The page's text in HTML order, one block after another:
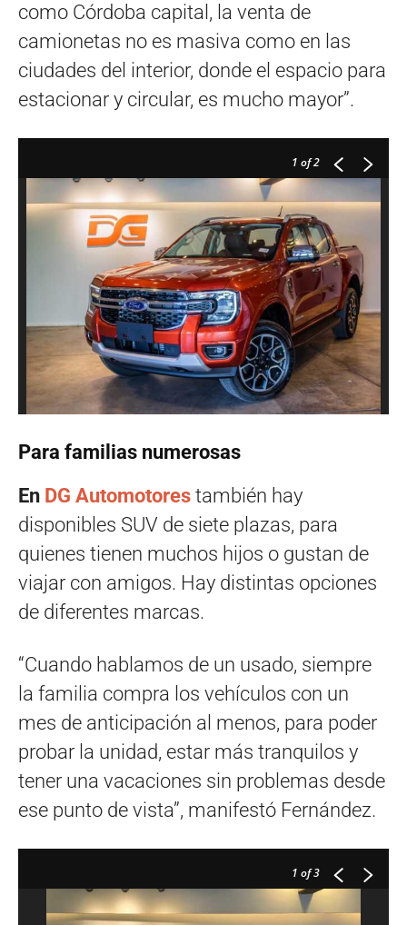
como Córdoba capital, la venta de
camionetas no es masiva como en las
ciudades del interior, donde el espacio para
estacionar y circular, es mucho mayor”.
1 of 2
Para familias numerosas
En DG Automotores también hay
disponibles SUV de siete plazas, para
quienes tienen muchos hijos o gustan de
viajar con amigos. Hay distintas opciones
de diferentes marcas.
“Cuando hablamos de un usado, siempre
la familia compra los vehículos con un
mes de anticipación al menos, para poder
probar la unidad, estar más tranquilos y
tener una vacaciones sin problemas desde
ese punto de vista”, manifestó Fernández.
1 of 3